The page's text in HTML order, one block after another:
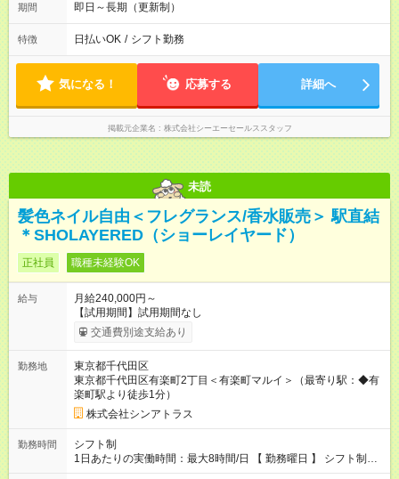
期間 即日～長期（更新制）
特徴 日払いOK / シフト勤務
気になる！ 応募する 詳細へ
掲載元企業名 株式会社シーエーセールススタッフ
未読
髪色ネイル自由＜フレグランス/香水販売＞ 駅直結
＊SHOLAYERED（ショーレイヤード）
正社員 職種未経験OK
給与
月給240,000円～
【試用期間】試用期間なし
交通費別途支給あり
勤務地
東京都千代田区
東京都千代田区有楽町2丁目＜有楽町マルイ＞（最寄り駅：◆有
楽町駅より徒歩1分）
株式会社シンアトラス
勤務時間
シフト制
1日あたりの実働時間：最大8時間/日 【 勤務曜日 】 シフト制
土日祝含む週5日勤務 ※希望休み出せます。 【勤務時間】 9：30